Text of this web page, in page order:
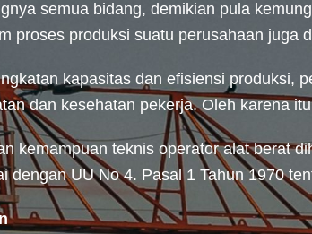
semua bidang, demikian pula
proses produksi suatu perusahaan
kapasitas dan efisiensi produksi,
dan kesehatan pekerja. Oleh karena
kemampuan teknis operator alat berat
dengan UU No 4. Pasal 1 Tahun 1970